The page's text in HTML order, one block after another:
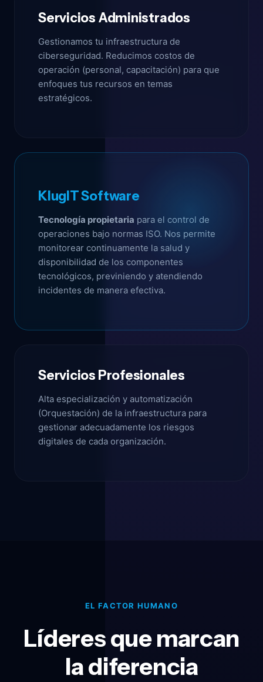
Servicios Administrados
Gestionamos tu infraestructura de
ciberseguridad. Reducimos costos de
operación (personal, capacitación) para que
enfoques tus recursos en temas
estratégicos.
KlugIT Software
Tecnología propietaria para el control de
operaciones bajo normas ISO. Nos permite
monitorear continuamente la salud y
disponibilidad de los componentes
tecnológicos, previniendo y atendiendo
incidentes de manera efectiva.
Servicios Profesionales
Alta especialización y automatización
(Orquestación) de la infraestructura para
gestionar adecuadamente los riesgos
digitales de cada organización.
EL FACTOR HUMANO
Líderes que marcan
la diferencia